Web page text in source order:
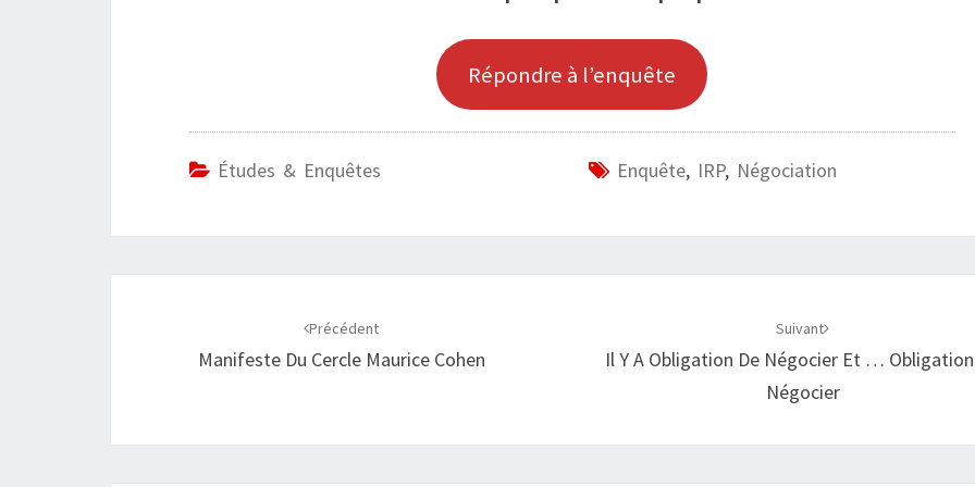
Répondre à l’enquête
Études & Enquêtes Enquête, IRP, Négociation
Précédent
Manifeste Du Cercle Maurice Cohen
Suivant
Il Y A Obligation De Négocier Et …
Négocier